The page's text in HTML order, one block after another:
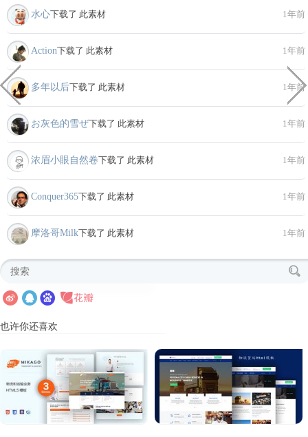
水心下载了 此素材 1年前
Action下载了 此素材 1年前
多年以后下载了 此素材 1年前
お灰色的雪ぜ下载了 此素材 1年前
浓眉小眼自然卷下载了 此素材 1年前
Conquer365下载了 此素材 1年前
摩洛哥Milk下载了 此素材 1年前
也许你还喜欢